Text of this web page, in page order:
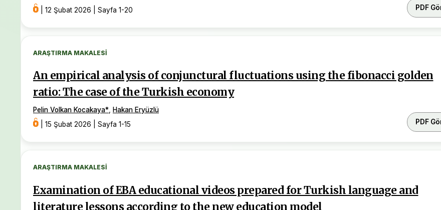
12 Şubat 2026 Sayfa 1-20 PDF
ARAŞTIRMA MAKALESI
An empirical analysis of conjunctural fluctuations using the fibonacci golden
ratio: The case of the Turkish economy
Pelin Volkan Kocakaya*, Hakan Eryüzlü
15 Şubat 2026 Sayfa 1-15 PDF
ARAŞTIRMA MAKALESI
Examination of EBA educational videos prepared for Turkish language and
literature lessons according to the new education model